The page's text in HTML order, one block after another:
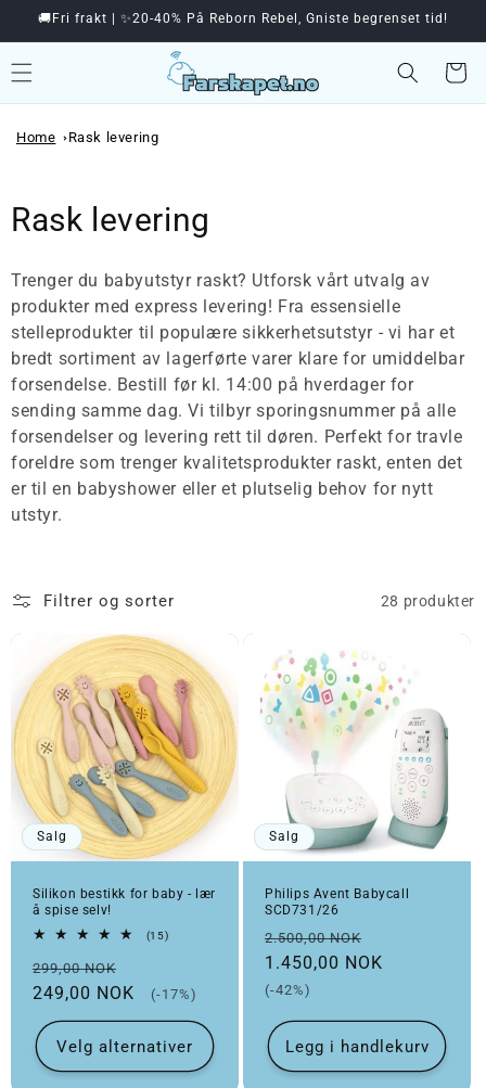
videre til innholdet
🚚Fri frakt | ✨20-40% På Reborn Rebel, Gniste begrenset tid!
Home Rask levering
Samling:
Rask levering
Trenger du babyutstyr raskt? Utforsk vårt utvalg av
produkter med express levering! Fra essensielle
stelleprodukter til populære sikkerhetsutstyr - vi har et
bredt sortiment av lagerførte varer klare for umiddelbar
forsendelse. Bestill før kl. 14:00 på hverdager for
sending samme dag. Vi tilbyr sporingsnummer på alle
forsendelser og levering rett til døren. Perfekt for travle
foreldre som trenger kvalitetsprodukter raskt, enten det
er til en babyshower eller et plutselig behov for nytt
utstyr.
Filtrer og sorter 28 produkter
Salg
Silikon bestikk for baby - lær
å spise selv!
(15)15 totale omtaler
Vanlig pris
299,00 NOK
249,00 NOK
(-17%)
Velg alternativer
Salg
Philips Avent Babycall
SCD731/26
Vanlig pris
2.500,00 NOK
1.450,00 NOK
(-42%)
Legg i handlekurv